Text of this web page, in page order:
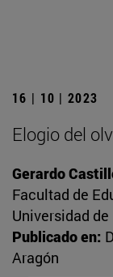
16 | 10 | 2023
Elogio del
Gerardo
Facultad de
Universidad de
Publicado en:
Aragón